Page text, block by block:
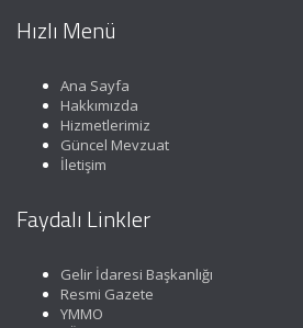
Hızlı Menü
Ana Sayfa
Hakkımızda
Hizmetlerimiz
Güncel Mevzuat
İletişim
Faydalı Linkler
Gelir İdaresi Başkanlığı
Resmi Gazete
YMMO